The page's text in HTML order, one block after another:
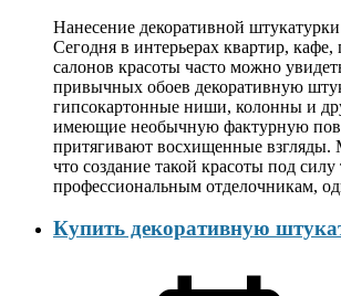
Нанесение декоративной
Сегодня в интерьерах квартир, кафе,
салонов красоты часто можно
привычных обоев декоративную
гипсокартонные ниши, колонны и
имеющие необычную фактурную
притягивают восхищенные взгляды.
что создание такой красоты под силу
профессиональным отделочникам,
Купить декоративную